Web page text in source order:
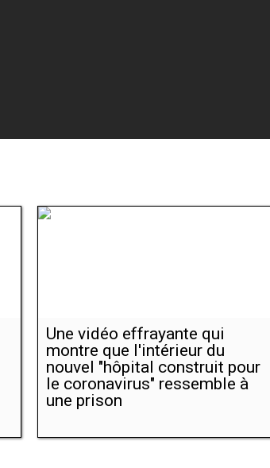
Une vidéo effrayante qui
montre que l'intérieur du
nouvel "hôpital construit pour
le coronavirus" ressemble à
une prison